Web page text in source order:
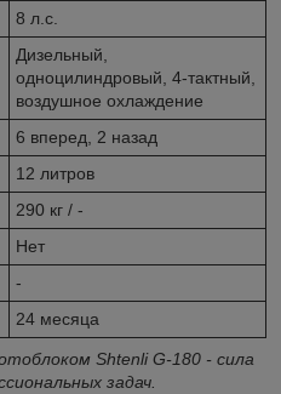
8 л.с.
Дизельный,
одноцилиндровый, 4-тактный,
воздушное охлаждение
6 вперед, 2 назад
12 литров
290 кг / -
Нет
-
24 месяца
Shtenli G-180 - сила
задач.